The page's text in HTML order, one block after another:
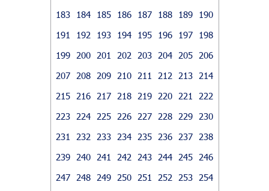
183
184 185 186 187 188 189
190
191
192 193 194 195 196 197
198
199
200 201 202 203 204 205
206
207
208 209 210 211 212 213
214
215
216 217 218 219 220 221
222
223
224 225 226 227 228 229
230
231
232 233 234 235 236 237
238
239
240 241 242 243 244 245
246
247
248 249 250 251 252 253
254